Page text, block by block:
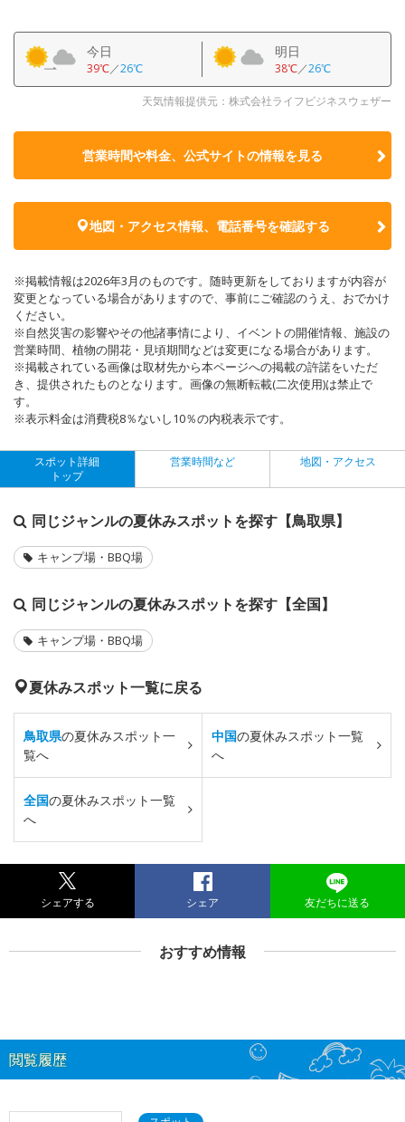
今日
39℃／26℃
明日
38℃／26℃
天気情報提供元：株式会社ライフビジネスウェザー
営業時間や料金、公式サイトの情報を見る
地図・アクセス情報、電話番号を確認する
※掲載情報は2026年3月のものです。随時更新をしておりますが内容が
変更となっている場合がありますので、事前にご確認のうえ、おでかけ
ください。
※自然災害の影響やその他諸事情により、イベントの開催情報、施設の
営業時間、植物の開花・見頃期間などは変更になる場合があります。
※掲載されている画像は取材先から本ページへの掲載の許諾をいただ
き、提供されたものとなります。画像の無断転載(二次使用)は禁止で
す。
※表示料金は消費税8％ないし10％の内税表示です。
スポット詳細
トップ
営業時間など 地図・アクセス
同じジャンルの夏休みスポットを探す【鳥取県】
キャンプ場・BBQ場
同じジャンルの夏休みスポットを探す【全国】
キャンプ場・BBQ場
夏休みスポット一覧に戻る
鳥取県の夏休みスポット一
覧へ
中国の夏休みスポット一覧
へ
全国の夏休みスポット一覧
へ
シェアする シェア 友だちに送る
おすすめ情報
閲覧履歴